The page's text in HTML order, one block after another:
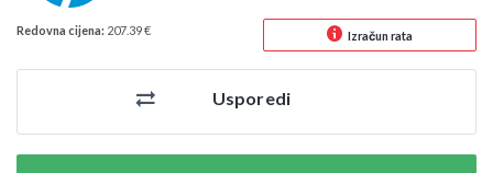
Redovna cijena: 207.39 € Izračun rata
Usporedi